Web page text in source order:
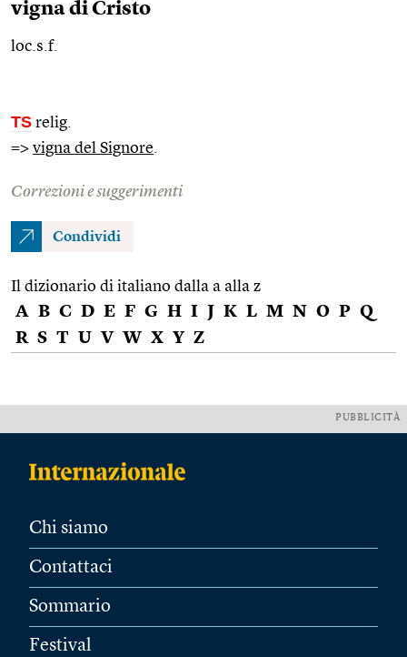
vigna di Cristo
loc.s.f.
TS relig.
=> vigna del Signore
Correzioni e suggerimenti
Condividi
Il dizionario di italiano dalla a alla z
A B C D E F G H I J K L M N O P Q
R S T U V W X Y Z
PUBBLICITÀ
Chi siamo
Contattaci
Sommario
Festival